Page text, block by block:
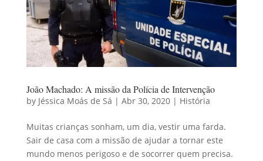
João Machado: A missão da Polícia de Intervenção
by Jéssica Moás de Sá | Abr 30, 2020| História
Muitas crianças sonham, um dia, vestir uma farda.
Sair de casa com a missão de ajudar a tornar este
mundo menos perigoso e de socorrer quem precisa.